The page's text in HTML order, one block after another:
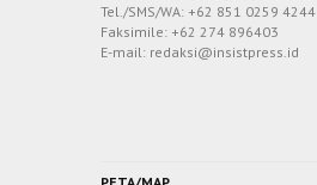
Tel./SMS/WA: +62 851 0259 4244
Faksimile: +62 274 896403
E-mail: redaksi@insistpress.id